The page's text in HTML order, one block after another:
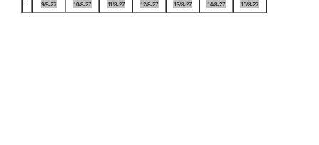
9/8-27 10/8-27 11/8-27 12/8-27 13/8-27 14/8-27 15/8-27